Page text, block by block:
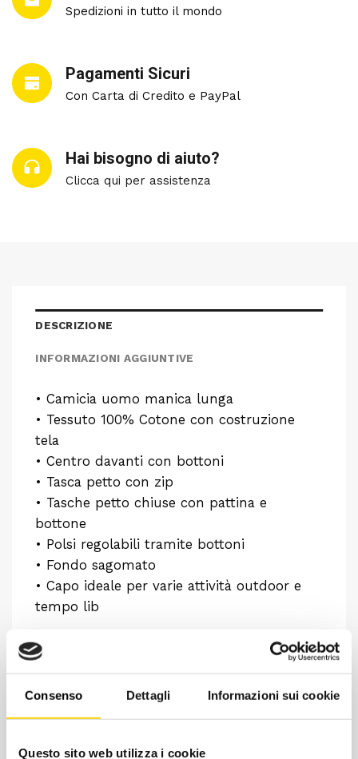
Consenso Dettagli Informazioni sui cookie
Questo sito web utilizza i cookie
Spedizioni in tutto il mondo
Pagamenti Sicuri
Con Carta di Credito e PayPal
Hai bisogno di aiuto?
Clicca qui per assistenza
DESCRIZIONE
INFORMAZIONI AGGIUNTIVE
• Camicia uomo manica lunga
• Tessuto 100% Cotone con costruzione
tela
• Centro davanti con bottoni
• Tasca petto con zip
• Tasche petto chiuse con pattina e
bottone
• Polsi regolabili tramite bottoni
• Fondo sagomato
• Capo ideale per varie attività outdoor e
tempo lib